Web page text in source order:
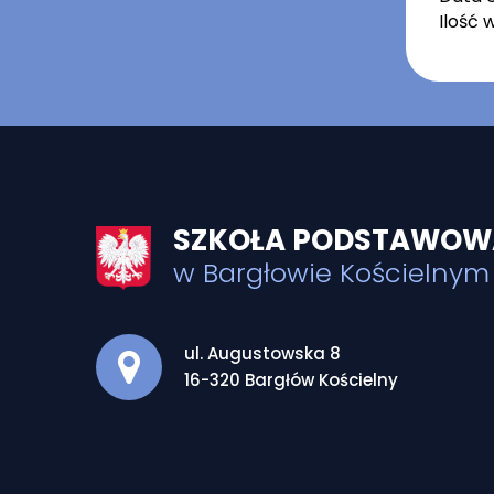
Ilość
SZKOŁA
w Bargłowie Kościelnym
Adres pocztowy:
ul. Augustowska 8
16-320 Bargłów Kościelny